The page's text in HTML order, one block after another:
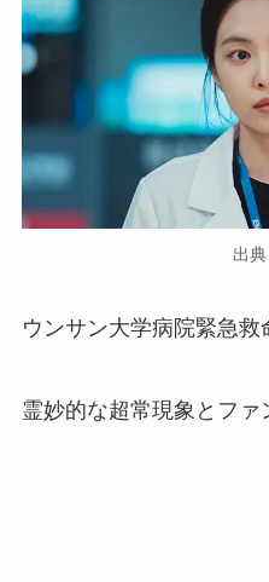
出
ウンサン大学病院緊急救
霊妙的な超常現象とファ